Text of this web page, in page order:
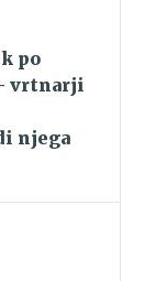
po
vrtnarji
njega